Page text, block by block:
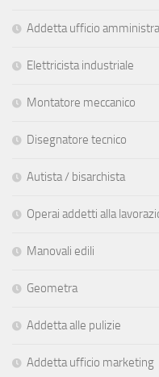
Addetta ufficio
Elettricista industriale
Montatore meccanico
Disegnatore tecnico
Autista / bisarchista
Operai addetti alla
Manovali edili
Geometra
Addetta alle pulizie
Addetta ufficio marketing